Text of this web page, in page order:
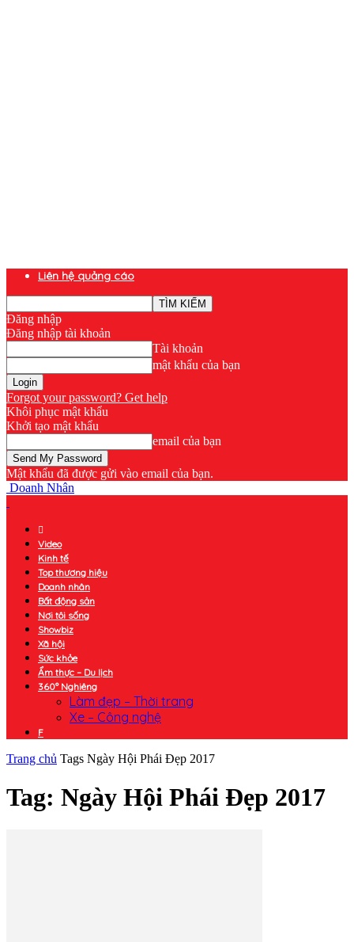
Liên hệ quảng cáo
Đăng nhập
Đăng nhập tài khoản
Tài khoản
mật khẩu của bạn
Forgot your password? Get help
Khôi phục mật khẩu
Khởi tạo mật khẩu
email của bạn
Mật khẩu đã được gửi vào email của bạn.
Doanh Nhân
Video
Kinh tế
Top thương hiệu
Doanh nhân
Bất động sản
Nơi tôi sống
Showbiz
Xã hội
Sức khỏe
Ẩm thực – Du lịch
360° Nghiêng
Làm đẹp – Thời trang
Xe – Công nghệ
F
Trang chủ Tags Ngày Hội Phái Đẹp 2017
Tag: Ngày Hội Phái Đẹp 2017